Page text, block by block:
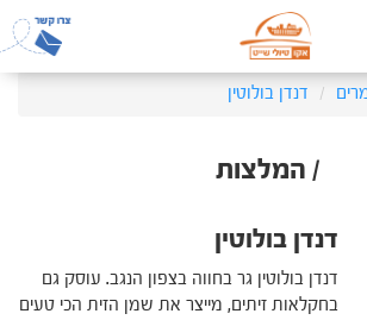
דנדן בולוטין
/ המלצות
דנדן בולוטין
דנדן בולוטין גר בחווה בצפון הנגב. עוסק גם
בחקלאות זיתים, מייצר את שמן הזית הכי טעים